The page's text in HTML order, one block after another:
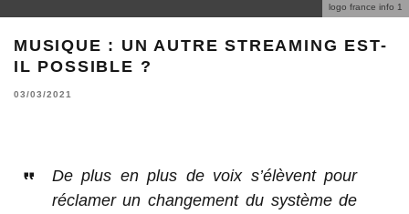
logo france info 1
MUSIQUE : UN AUTRE STREAMING EST-
IL POSSIBLE ?
03/03/2021
De plus en plus de voix s’élèvent pour
réclamer un changement du système de